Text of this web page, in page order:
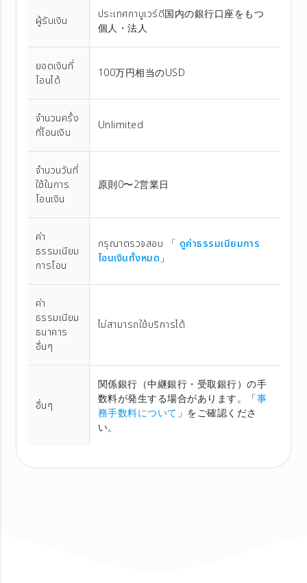
ผู้รับเงิน
ประเทศกาบูเวร์ดี国内の銀行口座をもつ
個人・法人
ยอดเงินที่
โอนได้
100万円相当のUSD
จำนวนครั้ง
ที่โอนเงิน
Unlimited
จำนวนวันที่
ใช้ในการ
โอนเงิน
原則0〜2営業日
ค่า
ธรรมเนียม
การโอน
กรุณาตรวจสอบ 「 ดูค่าธรรมเนียมการ
โอนเงินทั้งหมด」
ค่า
ธรรมเนียม
ธนาคาร
อื่นๆ
ไม่สามารถใช้บริการได้
อื่นๆ
関係銀行（中継銀行・受取銀行）の手
数料が発生する場合があります。「事
務手数料について」をご確認くださ
い。